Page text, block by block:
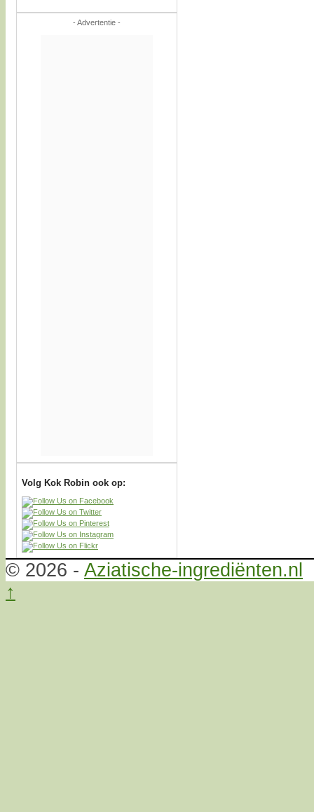
- Advertentie -
Volg Kok Robin ook op:
© 2026 - Aziatische-ingrediënten.nl
↑